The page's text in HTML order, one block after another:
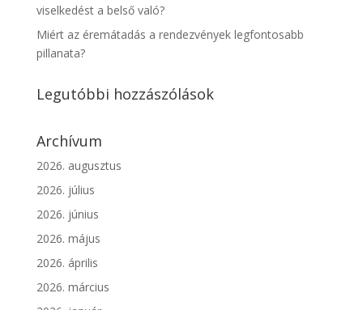
viselkedést a belső való?
Miért az éremátadás a rendezvények legfontosabb
pillanata?
Legutóbbi hozzászólások
Archívum
2026. augusztus
2026. július
2026. június
2026. május
2026. április
2026. március